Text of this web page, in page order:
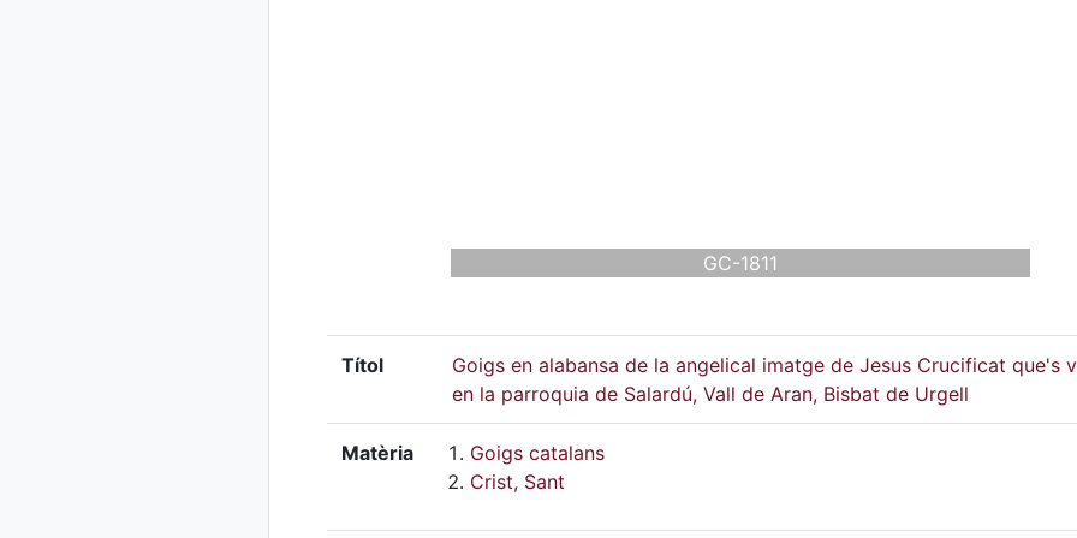
GC-1811
Títol
Goigs en alabansa de la angelical imatge de Jesus Crucificat que's
en la parroquia de Salardú, Vall de Aran, Bisbat de Urgell
Matèria
Goigs catalans
Crist, Sant